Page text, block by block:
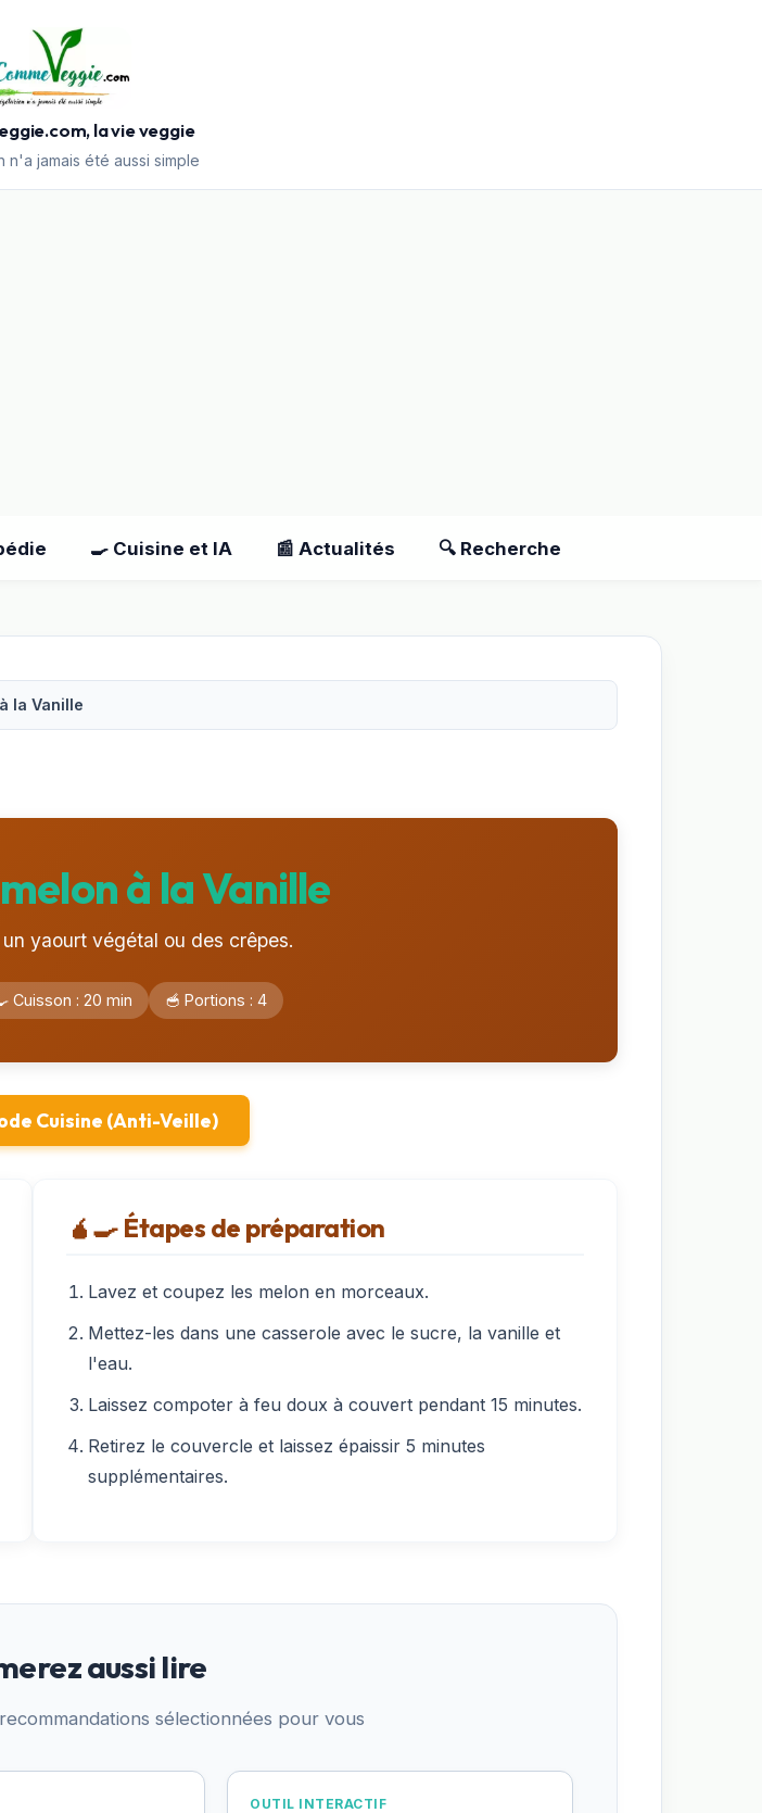
la vie veggie
jamais été aussi simple
🍳 Cuisine et IA 📰 Actualités 🔍 Recherche
la Vanille
à la Vanille
yaourt végétal ou des crêpes.
Cuisson : 20 min 🥣 Portions : 4
Cuisine (Anti-Veille)
🧉‍🍳 Étapes de préparation
Lavez et coupez les melon en morceaux.
Mettez-les dans une casserole avec le sucre, la vanille et
l'eau.
Laissez compoter à feu doux à couvert pendant 15 minutes.
Retirez le couvercle et laissez épaissir 5 minutes
supplémentaires.
aussi lire
sélectionnées pour vous
OUTIL INTERACTIF